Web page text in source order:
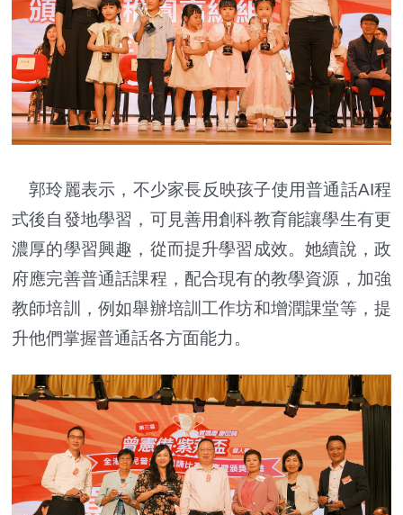
郭玲麗表示，不少家長反映孩子使用普通話AI程
式後自發地學習，可見善用創科教育能讓學生有更
濃厚的學習興趣，從而提升學習成效。她續說，政
府應完善普通話課程，配合現有的教學資源，加強
教師培訓，例如舉辦培訓工作坊和增潤課堂等，提
升他們掌握普通話各方面能力。